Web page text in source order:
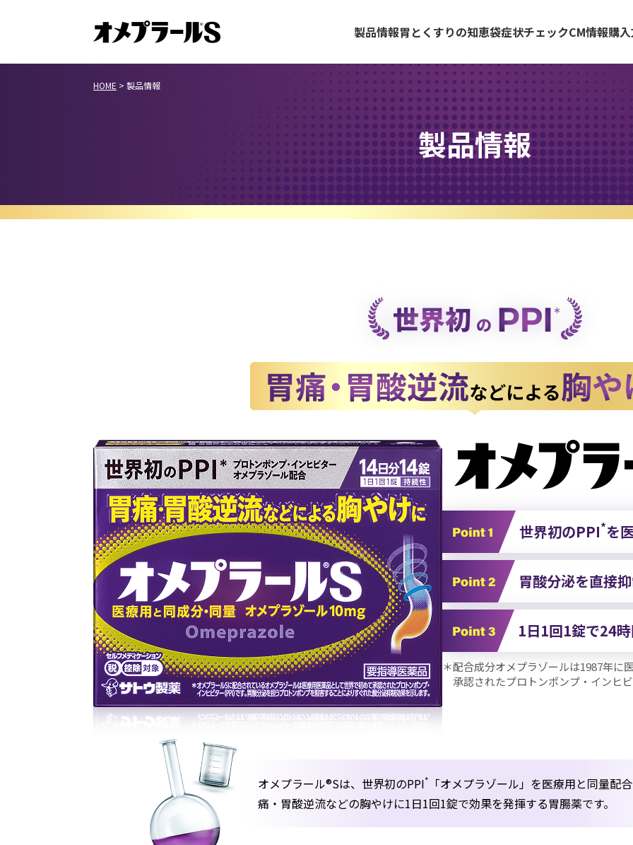
製品情報胃とくすりの知恵袋症状チェックCM情報購
HOME > 製品情報
製品情報
世界初のPPI*を
胃酸分泌を直接
1日1回1錠で24
＊配合成分オメプラゾールは1987年に
承認されたプロトンポンプ・インヒ
オメプラール®Sは、世界初のPPI*
「オメプラゾール」を医療用と同量配
痛・胃酸逆流などの胸やけに1日1回1錠で効果を発揮する胃腸薬です。